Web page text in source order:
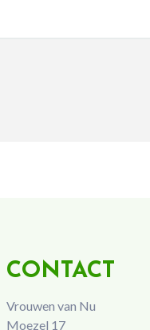
CONTACT
Vrouwen van Nu
Moezel 17